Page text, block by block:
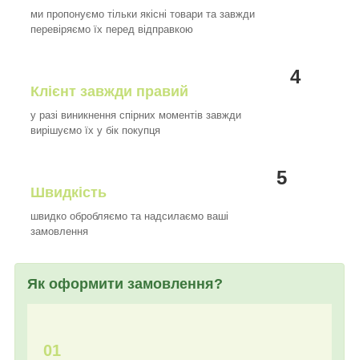
ми пропонуємо тільки якісні товари та завжди
перевіряємо їх перед відправкою
4
Клієнт завжди правий
у разі виникнення спірних моментів завжди
вирішуємо їх у бік покупця
5
Швидкість
швидко обробляємо та надсилаємо ваші
замовлення
Як оформити замовлення?
01